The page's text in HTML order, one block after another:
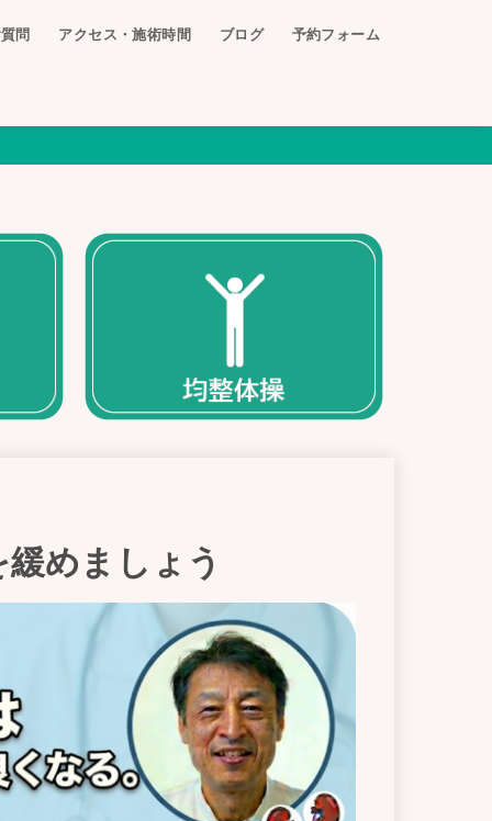
問 アクセス・施術時間 ブログ 予約フォーム
めましょう